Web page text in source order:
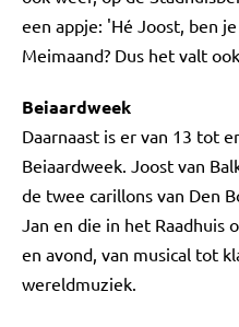
een appje: 'Hé Joost, ben
Meimaand? Dus het valt
Beiaardweek
Daarnaast is er van 13 tot
Beiaardweek. Joost van
de twee carillons van Den
Jan en die in het Raadhuis
en avond, van musical tot
wereldmuziek.